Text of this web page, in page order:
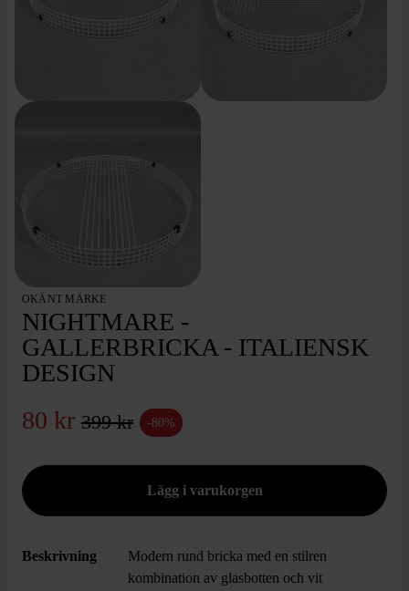
OKÄNT MÄRKE
NIGHTMARE -
GALLERBRICKA - ITALIENSK
DESIGN
80 kr 399 kr -80%
Beskrivning
Modern rund bricka med en stilren
kombination av glasbotten och vit